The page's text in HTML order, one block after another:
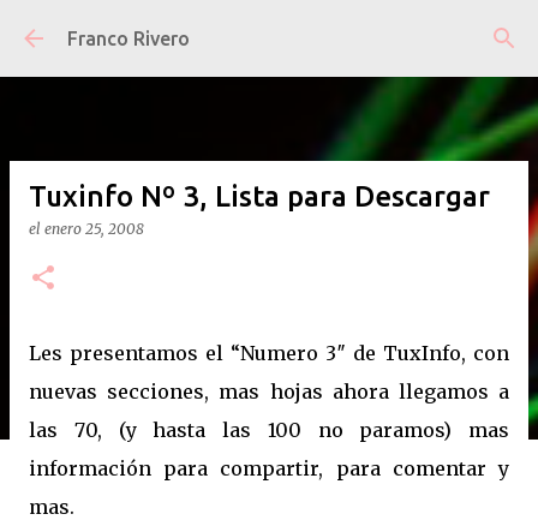
Ir al contenido principal
Franco Rivero
Tuxinfo Nº 3, Lista para Descargar
el enero 25, 2008
Les presentamos el “Numero 3″ de TuxInfo, con
nuevas secciones, mas hojas ahora llegamos a
las 70, (y hasta las 100 no paramos) mas
información para compartir, para comentar y
mas.